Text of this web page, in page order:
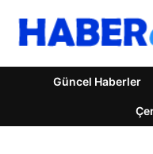
Güncel Haberler